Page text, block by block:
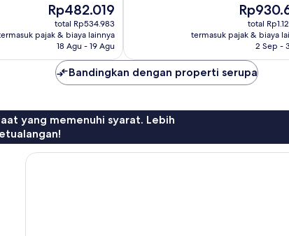
Harga
sekarang
Rp482.019
Rp482.019
total Rp534.983
pajak & biaya lainnya
18 Agu - 19 Agu
Harga
sekarang
Rp930.682
total
termasuk pajak & biaya
2 Sep -
Bandingkan dengan properti serupa
yang memenuhi syarat. Lebih